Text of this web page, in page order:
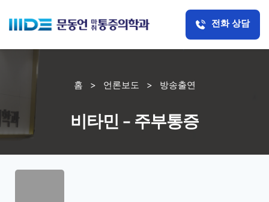
전화 상담
홈 > 언론보도 > 방송출연
비타민 – 주부통증